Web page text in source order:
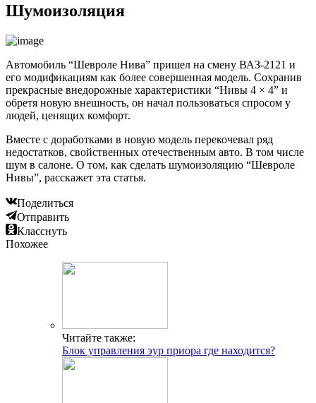
Шумоизоляция
Автомобиль “Шевроле Нива” пришел на смену ВАЗ-2121 и
его модификациям как более совершенная модель. Сохранив
прекрасные внедорожные характеристики “Нивы 4 × 4” и
обретя новую внешность, он начал пользоваться спросом у
людей, ценящих комфорт.
Вместе с доработками в новую модель перекочевал ряд
недостатков, свойственных отечественным авто. В том числе
шум в салоне. О том, как сделать шумоизоляцию “Шевроле
Нивы”, расскажет эта статья.
Поделиться
Отправить
Класснуть
Похожее
Читайте также:
Блок управления эур приора где находится?